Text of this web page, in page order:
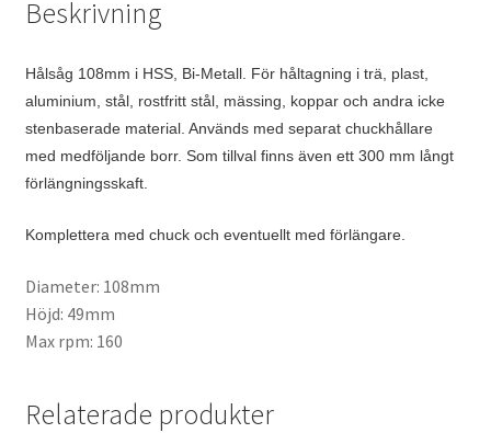
Beskrivning
Hålsåg 108mm i HSS, Bi-Metall. För håltagning i trä, plast,
aluminium, stål, rostfritt stål, mässing, koppar och andra icke
stenbaserade material. Används med separat chuckhållare
med medföljande borr. Som tillval finns även ett 300 mm långt
förlängningsskaft.
Komplettera med chuck och eventuellt med förlängare.
Diameter: 108mm
Höjd: 49mm
Max rpm: 160
Relaterade produkter